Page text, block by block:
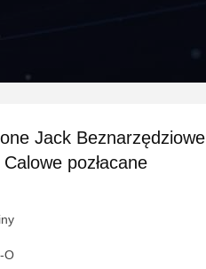
Jack Beznarzędziowe
pozłacane
O